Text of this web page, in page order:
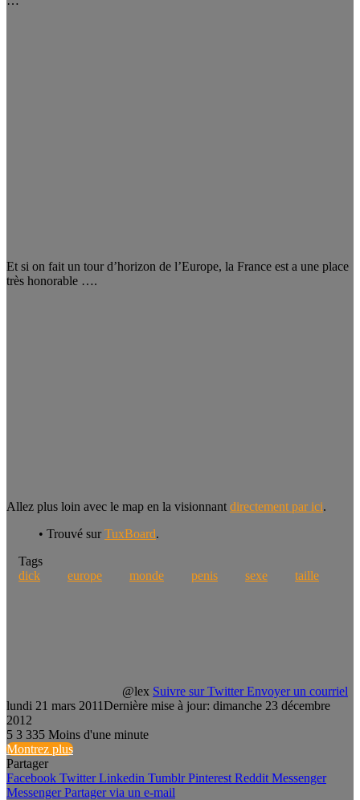
Et si on fait un tour d’horizon de l’Europe, la France est a une place
très honorable ….
Allez plus loin avec le map en la visionnant directement par ici.
• Trouvé surTuxBoard.
Tags
dick
europe monde penis sexe taille
@lex Suivre sur Twitter Envoyer un courriel
lundi 21 mars 2011Dernière mise à jour: dimanche 23 décembre
2012
5 3 335 Moins d'une minute
Montrez plus
Partager
Facebook Twitter Linkedin Tumblr Pinterest Reddit Messenger
Messenger Partager via un e-mail